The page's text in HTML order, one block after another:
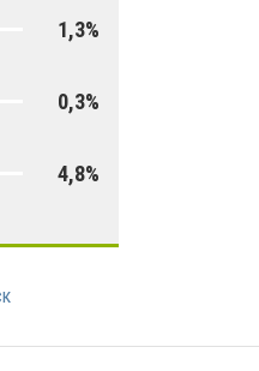
1,3%
0,3%
4,8%